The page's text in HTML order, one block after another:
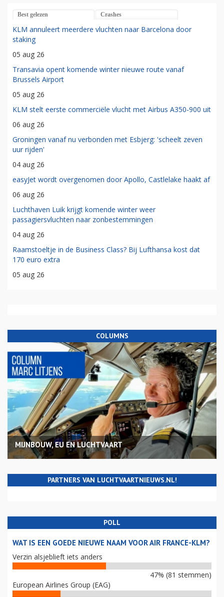
Best gelezen Crashes
KLM annuleert meerdere vluchten naar Barcelona door
staking
05 aug 26
Transavia opent komende winter nieuwe route vanaf
Brussels Airport
05 aug 26
KLM stelt eerste commerciële vlucht met Airbus A350-900 uit
06 aug 26
Groningen vanaf nu verbonden met Esbjerg: 'scheelt zeven
uur rijden'
04 aug 26
easyJet wordt overgenomen door Apollo, Castlelake haakt af
06 aug 26
Luchthaven Luik krijgt komende winter weer
passagiersvluchten naar zonbestemmingen
04 aug 26
Raamstoeltje in de Business Class? Bij Lufthansa kost dat
170 euro extra
05 aug 26
COLUMNS
MIJNBOUW, EU EN LUCHTVAART
PARTNERS VAN LUCHTVAARTNIEUWS.NL!
POLL
WAT IS EEN GOEDE NIEUWE NAAM VOOR AIR FRANCE-KLM?
Verzin alsjeblieft iets anders
47% (81 stemmen)
European Airlines Group (EAG)